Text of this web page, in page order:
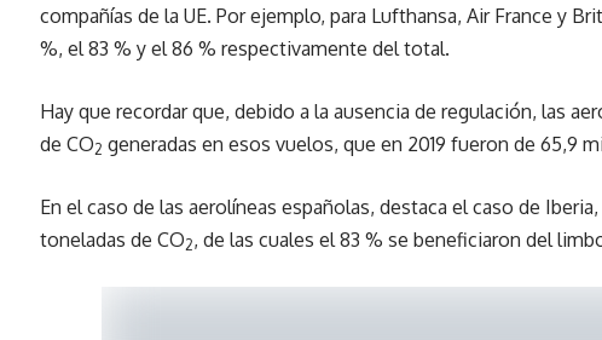
compañías de la UE. Por ejemplo, para Lufthansa, Air France y
%, el 83 % y el 86 % respectivamente del total.
Hay que recordar que, debido a la ausencia de regulación, las
de CO2 generadas en esos vuelos, que en 2019 fueron de 65,9
En el caso de las aerolíneas españolas, destaca el caso de
toneladas de CO2, de las cuales el 83 % se beneficiaron del